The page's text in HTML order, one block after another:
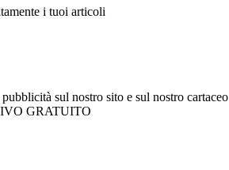
i tuoi articoli
sul nostro sito e sul nostro cartaceo
GRATUITO